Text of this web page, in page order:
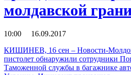
молдавской
10:00 16.09.2017
КИШИНЕВ, 16 сен – Новости-
пистолет обнаружили сотрудники
Таможенной службы в багажнике